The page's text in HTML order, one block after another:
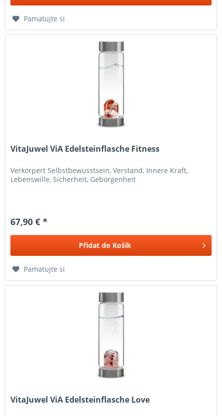
Pamatujte si
VitaJuwel ViA Edelsteinflasche Fitness
Verkörpert Selbstbewusstsein, Verstand, Innere Kraft,
Lebenswille, Sicherheit, Geborgenheit
67,90 € *
Přidat do Košík
Pamatujte si
VitaJuwel ViA Edelsteinflasche Love